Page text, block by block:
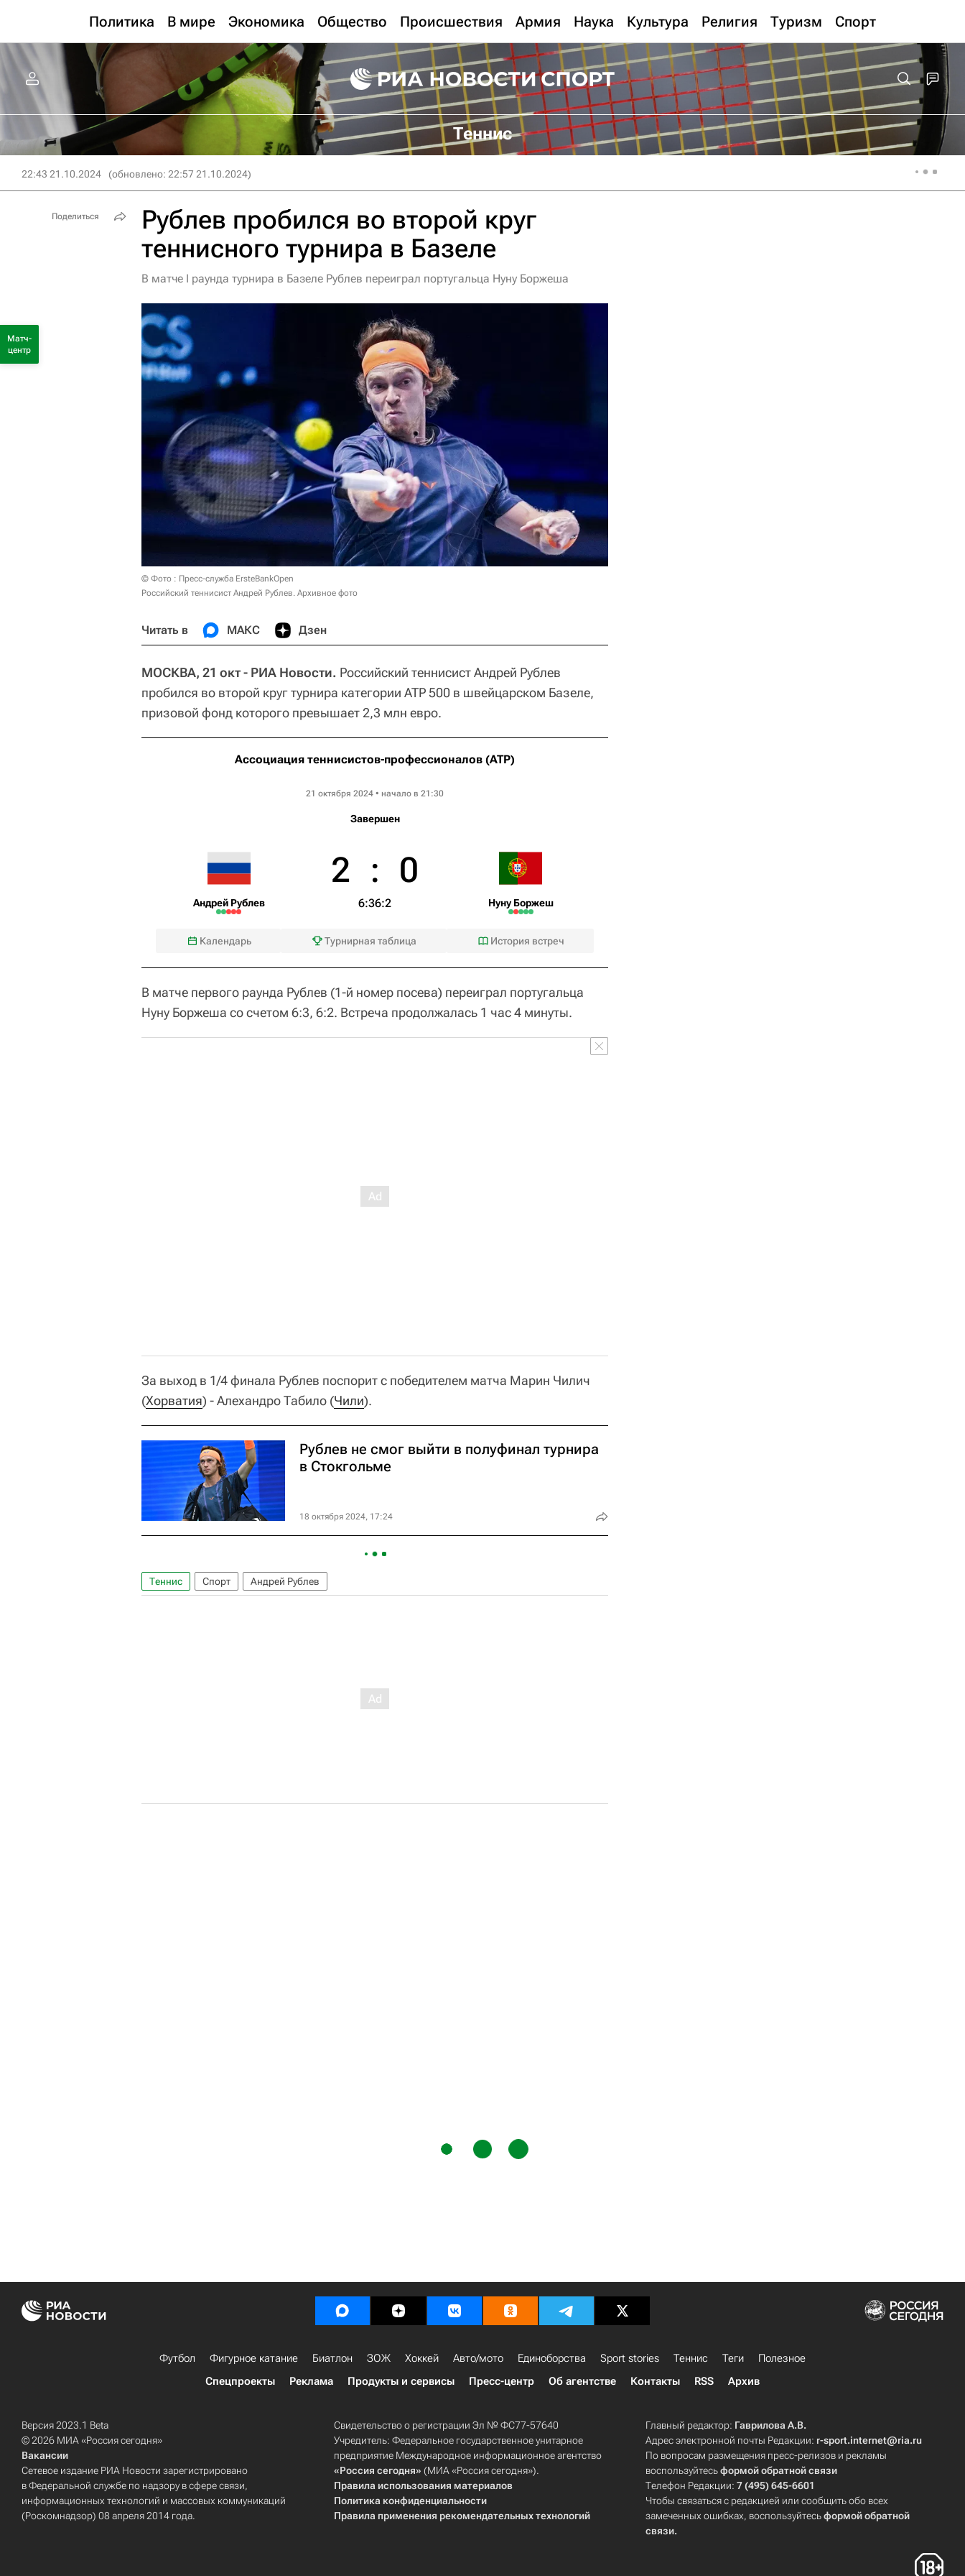
Политика В мире Экономика Общество Происшествия Армия Наука Культура Религия Туризм Спорт
Теннис
22:43 21.10.2024 (обновлено: 22:57 21.10.2024)
Рублев пробился во второй круг
теннисного турнира в Базеле
В матче I раунда турнира в Базеле Рублев переиграл португальца Нуну Боржеша
© Фото : Пресс-служба ErsteBankOpen
Российский теннисист Андрей Рублев. Архивное фото
Читать в МАКС Дзен
МОСКВА, 21 окт - РИА Новости. Российский теннисист Андрей Рублев
пробился во второй круг турнира категории ATP 500 в швейцарском Базеле,
призовой фонд которого превышает 2,3 млн евро.
Ассоциация теннисистов-профессионалов (ATP)
21 октября 2024 • начало в 21:30
Завершен
Андрей Рублев
2 : 0
6:36:2 Нуну Боржеш
Календарь Турнирная таблица История встреч
В матче первого раунда Рублев (1-й номер посева) переиграл португальца
Нуну Боржеша со счетом 6:3, 6:2. Встреча продолжалась 1 час 4 минуты.
За выход в 1/4 финала Рублев поспорит с победителем матча Марин Чилич
(Хорватия) - Алехандро Табило (Чили).
Рублев не смог выйти в полуфинал турнира
в Стокгольме
18 октября 2024, 17:24
Теннис Спорт Андрей Рублев
Поделиться
Матч-
центр
Футбол Фигурное катание Биатлон ЗОЖ Хоккей Авто/мото Единоборства Sport stories Теннис Теги
Полезное
Спецпроекты
Реклама Продукты и сервисы Пресс-центр Об агентстве Контакты RSS Архив
Версия 2023.1 Beta
© 2026 МИА «Россия сегодня»
Вакансии
Сетевое издание РИА Новости зарегистрировано
в Федеральной службе по надзору в сфере связи,
информационных технологий и массовых коммуникаций
(Роскомнадзор) 08 апреля 2014 года.
Свидетельство о регистрации Эл № ФС77-57640
Учредитель: Федеральное государственное унитарное
предприятие Международное информационное агентство
«Россия сегодня» (МИА «Россия сегодня»).
Правила использования материалов
Политика конфиденциальности
Правила применения рекомендательных технологий
Главный редактор: Гаврилова А.В.
Адрес электронной почты Редакции: r-sport.internet@ria.ru
По вопросам размещения пресс-релизов и рекламы
воспользуйтесьформой обратной связи
Телефон Редакции:7 (495) 645-6601
Чтобы связаться с редакцией или сообщить обо всех
замеченных ошибках, воспользуйтесьформой обратной
связи.